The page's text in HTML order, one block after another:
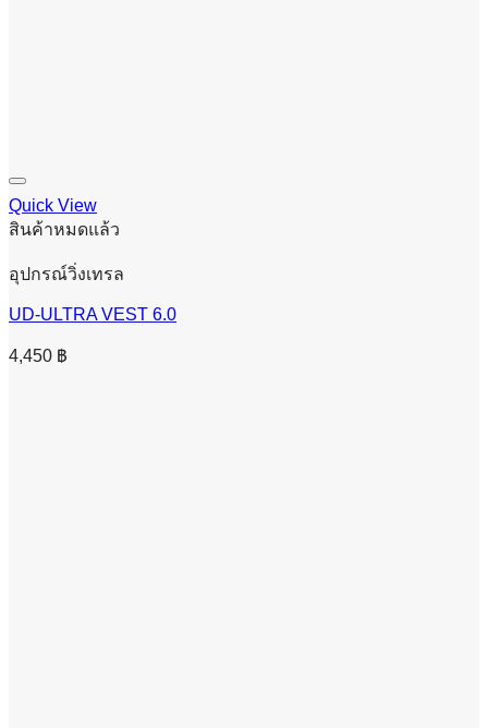
Quick View
สินค้าหมดแล้ว
อุปกรณ์วิ่งเทรล
UD-ULTRA VEST 6.0
4,450 ฿